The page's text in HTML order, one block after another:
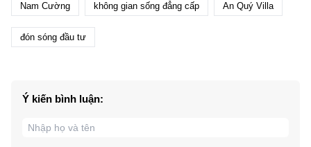
Nam Cường không gian sống đẳng cấp An Quý Villa
đón sóng đầu tư
Ý kiến bình luận: